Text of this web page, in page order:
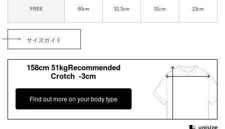
FREE 60cm 32.5cm 31cm 23cm
サイズガイド
158cm 51kgRecommended
Crotch -3cm
Find out more on your body type